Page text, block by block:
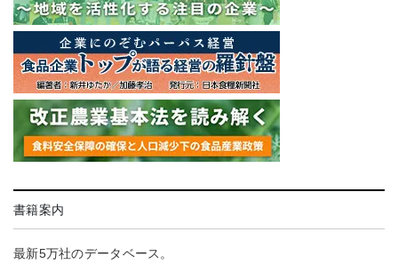
書籍案内
最新5万社のデータベース。